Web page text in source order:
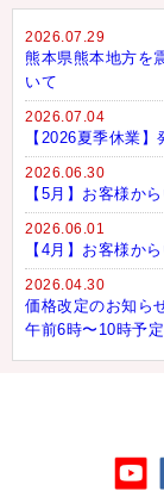
2026.07.29
熊本県熊本地方を
いて
2026.07.04
【2026夏季休業
2026.06.30
【5月】お客様か
2026.06.01
【4月】お客様か
2026.04.30
価格改定のお知ら
午前6時〜10時予定